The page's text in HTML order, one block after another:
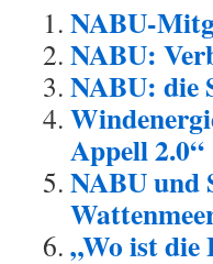
NABU-
NABU:
NABU: die
Appell 2.0“
NABU und
„Wo ist